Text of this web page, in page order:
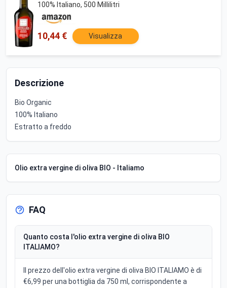
100% Italiano, 500 Millilitri
10,44 € Visualizza
Descrizione
Bio Organic
100% Italiano
Estratto a freddo
Olio extra vergine di oliva BIO - Italiamo
FAQ
Quanto costa l'olio extra vergine di oliva BIO
ITALIAMO?
Il prezzo dell'olio extra vergine di oliva BIO ITALIAMO è di
€6,99 per una bottiglia da 750 ml, corrispondente a